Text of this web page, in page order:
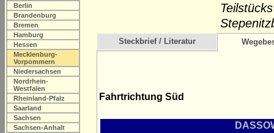
Berlin
Brandenburg
Bremen
Hamburg
Hessen
Mecklenburg-
Vorpommern
Niedersachsen
Nordrhein-
Westfalen
Rheinland-Pfalz
Saarland
Sachsen
Sachsen-Anhalt
Steckbrief / Literatur
Fahrtrichtung Süd